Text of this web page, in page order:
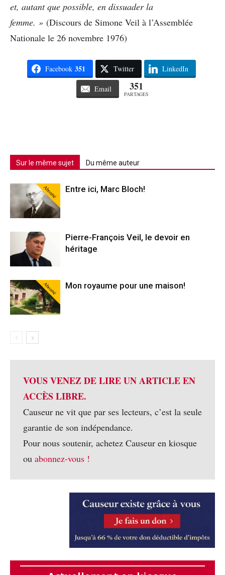
et, autant que possible, en dissuader la
femme. » (Discours de Simone Veil à l’Assemblée
Nationale le 26 novembre 1976)
Facebook 351 Twitter LinkedIn
Email 351
PARTAGES
Sur le même sujet Du même auteur
Abonné Entre ici, Marc Bloch!
Pierre-François Veil, le devoir en
héritage
Abonné Mon royaume pour une maison!
VOUS VENEZ DE LIRE UN ARTICLE EN
ACCÈS LIBRE.
Causeur ne vit que par ses lecteurs, c’est la seule
garantie de son indépendance.
Pour nous soutenir, achetez Causeur en kiosque
ou abonnez-vous !